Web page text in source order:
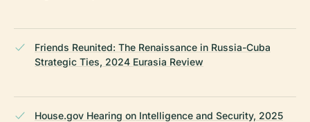
Friends Reunited: The Renaissance in Russia-Cuba
Strategic Ties, 2024 Eurasia Review
House.gov Hearing on Intelligence and Security, 2025